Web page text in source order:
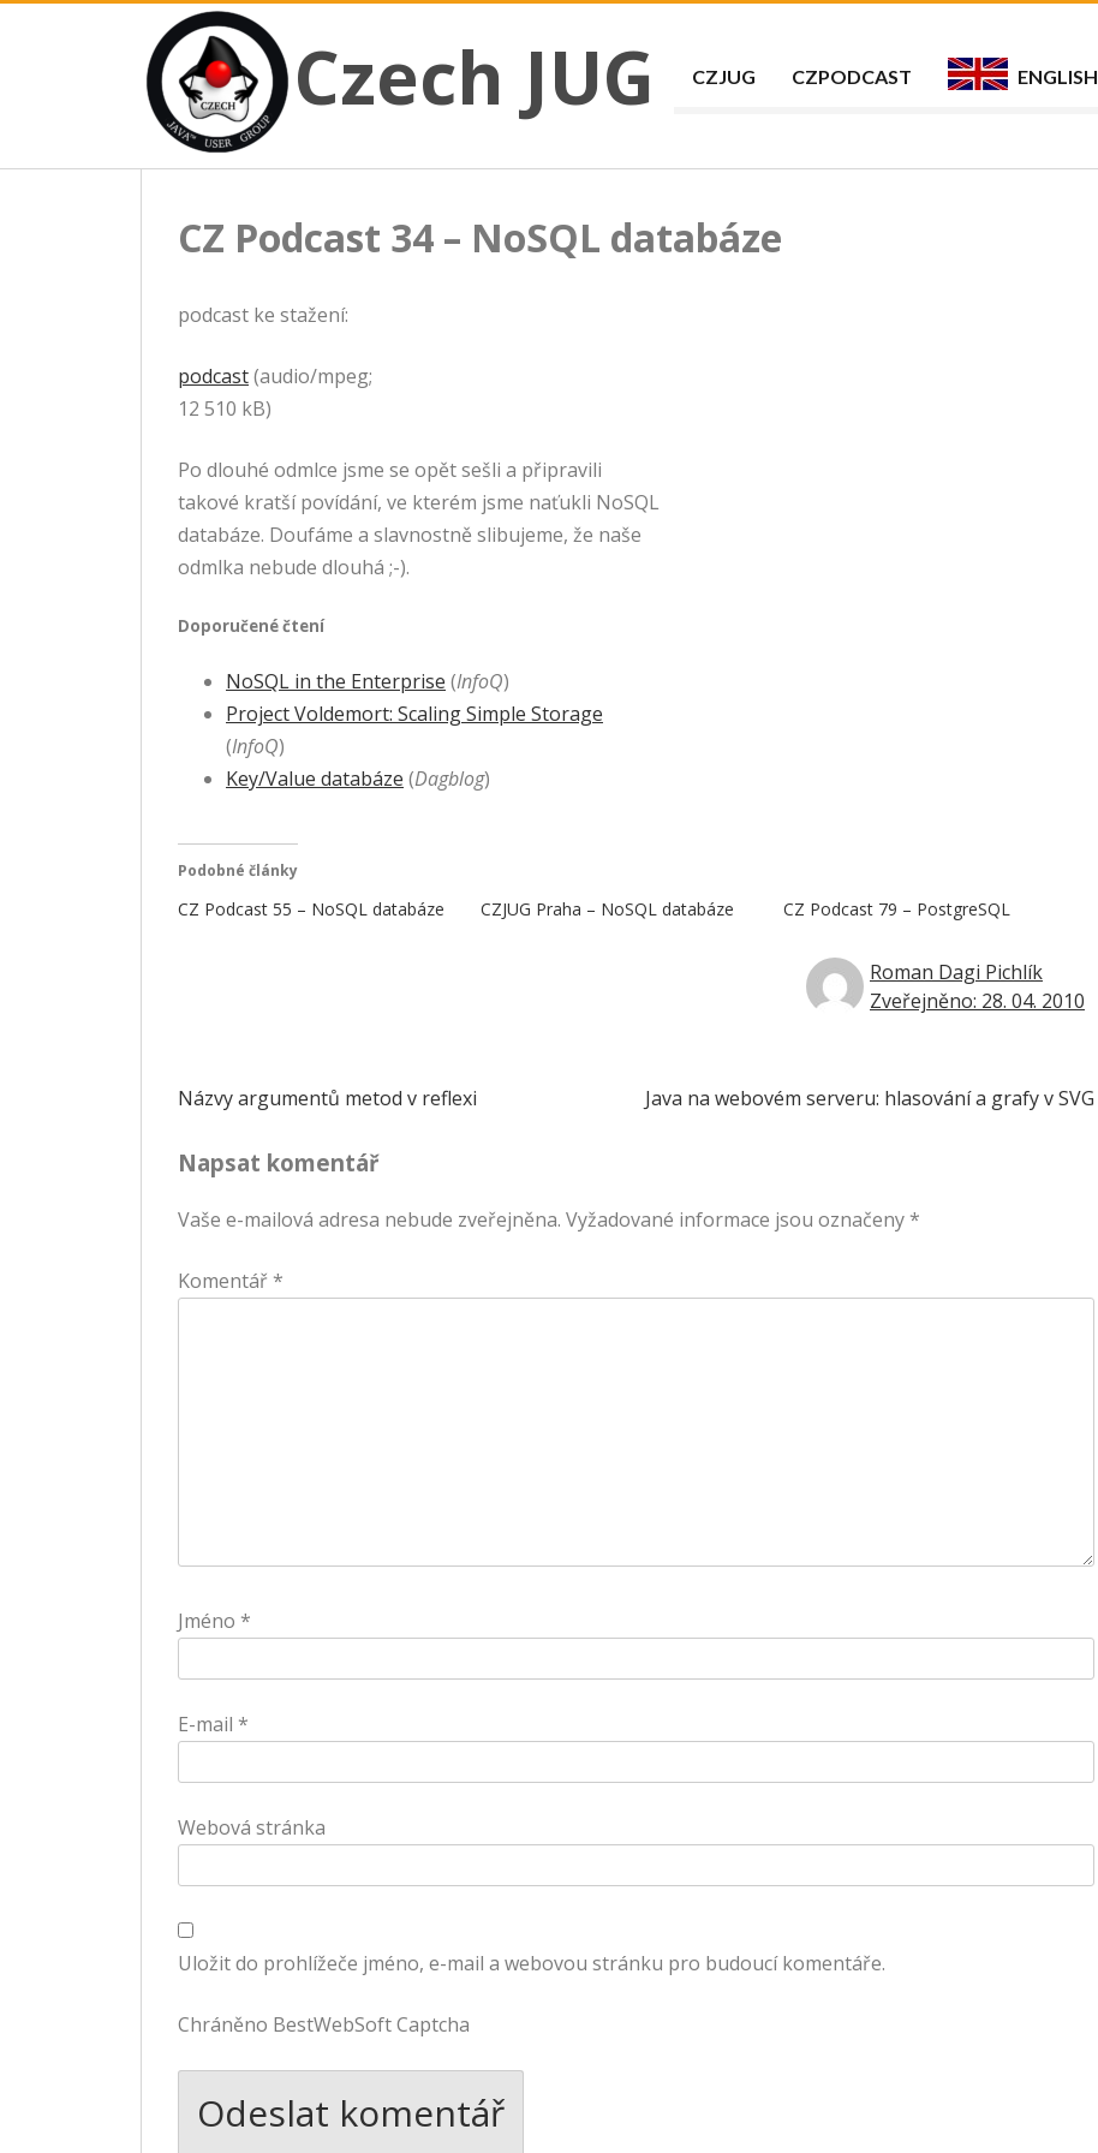
Czech JUG
CZECH JAVA USER GROUP
Czech JUG CZJUG CZPODCAST ENGLISH
CZ Podcast 34 – NoSQL databáze
podcast ke stažení:
podcast(audio/mpeg;
12 510 kB)
Po dlouhé odmlce jsme se opět sešli a připravili
takové kratší povídání, ve kterém jsme naťukli NoSQL
databáze. Doufáme a slavnostně slibujeme, že naše
odmlka nebude dlouhá ;-).
Doporučené čtení
NoSQL in the Enterprise (InfoQ)
Project Voldemort: Scaling Simple Storage
(InfoQ)
Key/Value databáze (Dagblog)
Podobné články
CZ Podcast 55 – NoSQL databáze CZJUG Praha – NoSQL databáze CZ Podcast 79 – PostgreSQL
Roman Dagi Pichlík
Zveřejněno: 28. 04. 2010
Navigace
pro
příspěvek
Názvy argumentů metod v reflexi Java na webovém serveru: hlasování a grafy v SVG
Napsat komentář
Vaše e-mailová adresa nebude zveřejněna. Vyžadované informace jsou označeny *
Komentář *
Jméno *
E-mail *
Webová stránka
Uložit do prohlížeče jméno, e-mail a webovou stránku pro budoucí komentáře.
Chráněno BestWebSoft Captcha